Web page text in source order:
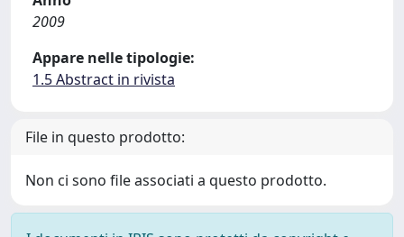
2009
Appare nelle tipologie:
1.5 Abstract in rivista
File in questo prodotto:
Non ci sono file associati a questo prodotto.